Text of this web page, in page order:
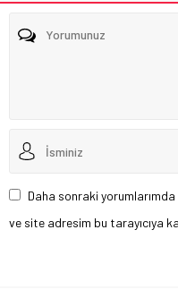
Daha sonraki
ve site adresim bu tarayıcıya